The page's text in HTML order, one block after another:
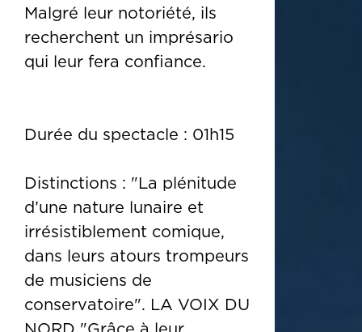
Malgré leur notoriété, ils
recherchent un imprésario
qui leur fera confiance.
Durée du spectacle : 01h15
Distinctions : "La plénitude
d’une nature lunaire et
irrésistiblement comique,
dans leurs atours trompeurs
de musiciens de
conservatoire". LA VOIX DU